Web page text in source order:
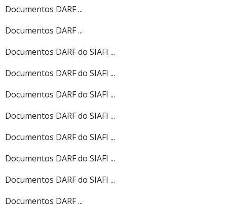
Documentos DARF ...
Documentos DARF ...
Documentos DARF do SIAFI ...
Documentos DARF do SIAFI ...
Documentos DARF do SIAFI ...
Documentos DARF do SIAFI ...
Documentos DARF do SIAFI ...
Documentos DARF do SIAFI ...
Documentos DARF do SIAFI ...
Documentos DARF ...